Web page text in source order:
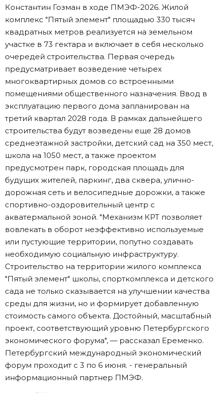
Константин Гозман в ходе ПМЭФ-2026. Жилой
комплекс "Пятый элемент" площадью 330 тысяч
квадратных метров реализуется на земельном
участке в 73 гектара и включает в себя несколько
очередей строительства. Первая очередь
предусматривает возведение четырех
многоквартирных домов со встроенными
помещениями общественного назначения. Ввод в
эксплуатацию первого дома запланирован на
третий квартал 2028 года. В рамках дальнейшего
строительства будут возведены еще 28 домов
среднеэтажной застройки, детский сад на 350 мест,
школа на 1050 мест, а также проектом
предусмотрен парк, городская площадь для
будущих жителей, паркинг, два сквера, улично-
дорожная сеть и велосипедные дорожки, а также
спортивно-оздоровительный центр с
акватермальной зоной. "Механизм КРТ позволяет
вовлекать в оборот неэффективно используемые
или пустующие территории, попутно создавать
необходимую социальную инфраструктуру.
Строительство на территории жилого комплекса
"Пятый элемент" школы, спорткомплекса и детского
сада не только сказывается на улучшении качества
среды для жизни, но и формирует добавленную
стоимость самого объекта. Достойный, масштабный
проект, соответствующий уровню Петербургского
экономического форума", — рассказал Еременко.
Петербургский международный экономический
форум проходит с 3 по 6 июня. - генеральный
информационный партнер ПМЭФ.